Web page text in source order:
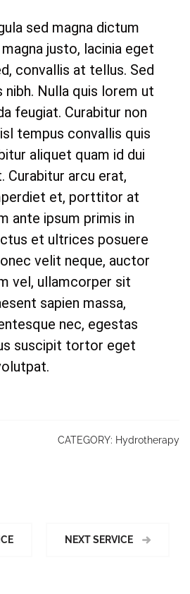
sed magna dictum
justo, lacinia eget
convallis at tellus. Sed
Nulla quis lorem ut
feugiat. Curabitur non
tempus convallis quis
aliquet quam id dui
Curabitur arcu erat,
et, porttitor at
ante ipsum primis in
et ultrices posuere
velit neque, auctor
vel, ullamcorper sit
sapien massa,
nec, egestas
suscipit tortor eget
CATEGORY: Hydrotherapy
NEXT SERVICE